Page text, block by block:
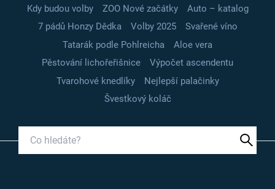
Kdy budou volby
ZOO Nové začátky
Auto – katalog
7 pádů Honzy Dědka
Volby 2025
Svařené víno
Tatarák podle Pohlreicha
Aloe vera
Pěstování lichořeřišnice
Výpočet ascendentu
Tvarohové knedlíky
Nejlepší palačinky
Švestkový koláč